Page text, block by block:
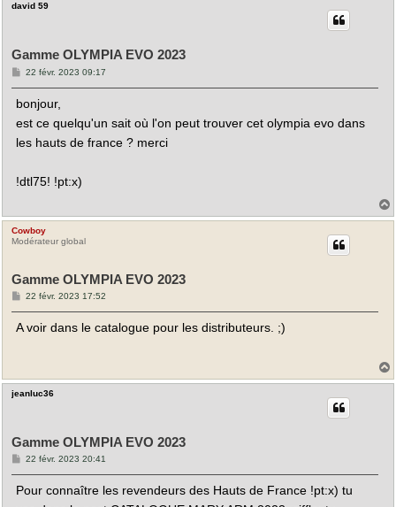
david 59
Gamme OLYMPIA EVO 2023
M
s
g
22 févr. 2023 09:17
bonjour,
est ce quelqu'un sait où l'on peut trouver cet olympia evo dans
les hauts de france ? merci
!dtl75! !pt:x)
Cowboy
Modérateur global
Gamme OLYMPIA EVO 2023
M
s
22 févr. 2023 17:52
A voir dans le catalogue pour les distributeurs. ;)
jeanluc36
Gamme OLYMPIA EVO 2023
M
s
22 févr. 2023 20:41
Pour connaître les revendeurs des Hauts de France !pt:x) tu